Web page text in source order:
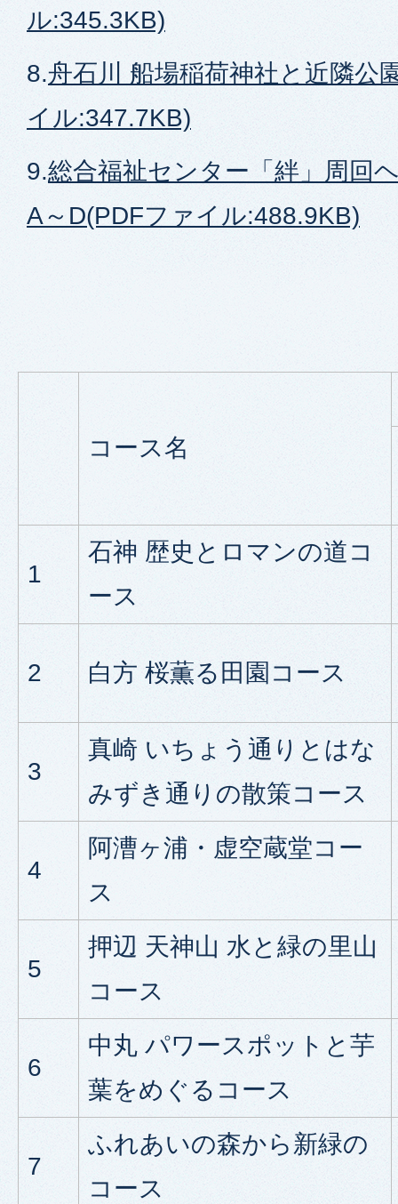
ル:345.3KB)
8.舟石川 船場稲荷神社と近隣公
イル:347.7KB)
9.総合福祉センター「絆」周回
A～D(PDFファイル:488.9KB)
コース名
1
石神 歴史とロマンの道コ
ース
2 白方 桜薫る田園コース
3
真崎 いちょう通りとはな
みずき通りの散策コース
4
阿漕ヶ浦・虚空蔵堂コー
ス
5
押辺 天神山 水と緑の里山
コース
6
中丸 パワースポットと芋
葉をめぐるコース
7
ふれあいの森から新緑の
コース